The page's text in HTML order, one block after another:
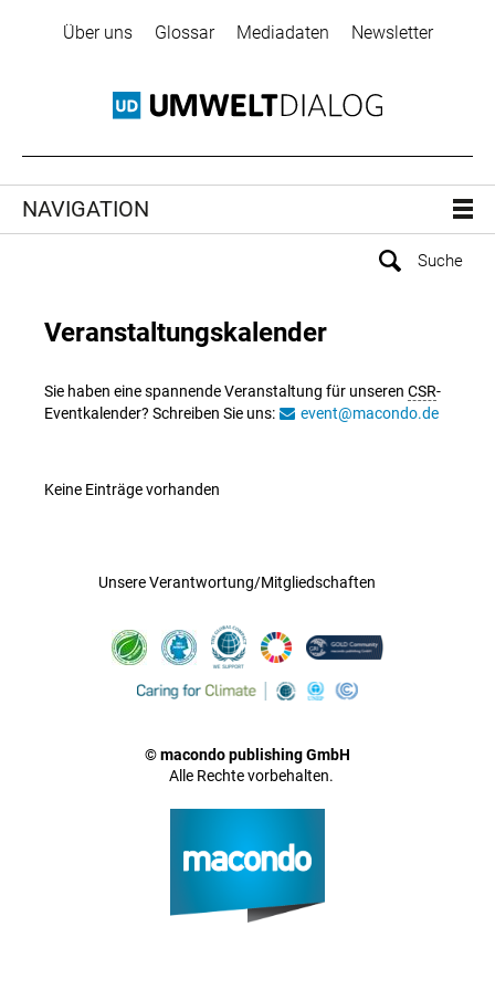
Über uns Glossar Mediadaten Newsletter
NAVIGATION
Veranstaltungskalender
Sie haben eine spannende Veranstaltung für unseren CSR-
Eventkalender? Schreiben Sie uns:
event@macondo.de
Keine Einträge vorhanden
Unsere Verantwortung/Mitgliedschaften
© macondo publishing GmbH
Alle Rechte vorbehalten.